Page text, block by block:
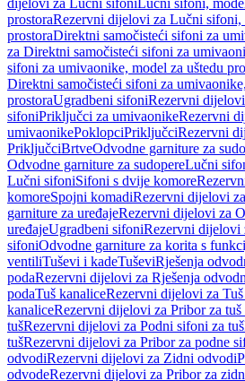
dijelovi za Lučni sifoniLučni sifoni,
prostoraRezervni dijelovi za Lučni sifoni,
prostoraDirektni samočisteći sifoni za
za Direktni samočisteći sifoni za
sifoni za umivaonike, model za uštedu
Direktni samočisteći sifoni za
prostoraUgradbeni sifoniRezervni
sifoniPriključci za umivaonikeRezervni
umivaonikePoklopciPriključciRezervni
PriključciBrtveOdvodne garniture za
Odvodne garniture za sudopereLučni
Lučni sifoniSifoni s dvije komore
komoreSpojni komadiRezervni dijelovi
garniture za uređajeRezervni dijelovi za
uređajeUgradbeni sifoniRezervni dijelovi
sifoniOdvodne garniture za korita s
ventiliTuševi i kadeTuševiRješenja
podaRezervni dijelovi za Rješenja
podaTuš kanaliceRezervni dijelovi za
kanaliceRezervni dijelovi za Pribor za tuš
tušRezervni dijelovi za Podni sifoni za tuš
tušRezervni dijelovi za Pribor za podne
odvodiRezervni dijelovi za Zidni odvodi
odvodeRezervni dijelovi za Pribor za